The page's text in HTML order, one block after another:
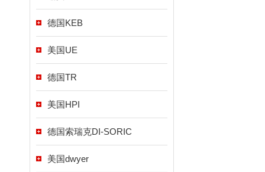
德国KEB
美国UE
德国TR
美国HPI
德国索瑞克DI-SORIC
美国dwyer